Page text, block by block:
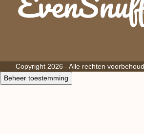
Copyright 2026 - Alle rechten
Beheer toestemming